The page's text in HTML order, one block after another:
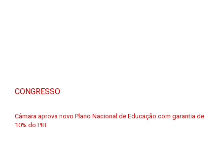
CONGRESSO
Câmara aprova novo Plano Nacional de Educação com garantia de
10% do PIB